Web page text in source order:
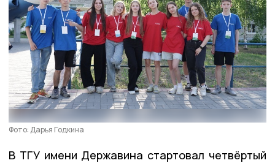
Фото: Дарья Годкина
В ТГУ имени Державина стартовал четвёртый